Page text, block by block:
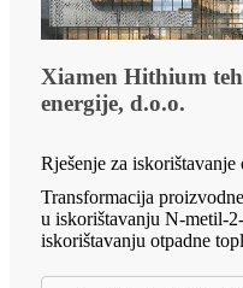
Xiamen Hithium
energije, d.o.o.
Rješenje za
Transformacija
u iskorištavanju N-metil-
iskorištavanju otpadne